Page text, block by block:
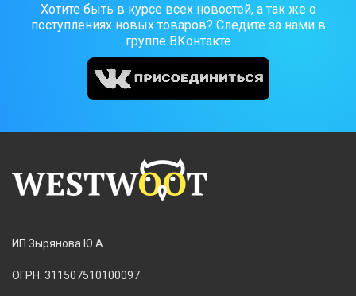
Хотите быть в курсе всех новостей, а так же о
поступлениях новых товаров? Следите за нами в
группе ВКонтакте
ИП Зырянова Ю.А.
ОГРН: 311507510100097